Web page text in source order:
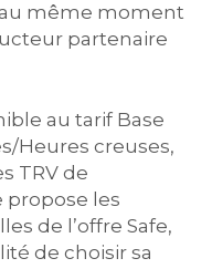
même moment
partenaire
au tarif Base
Heures creuses,
TRV de
propose les
de l’offre Safe,
de choisir sa